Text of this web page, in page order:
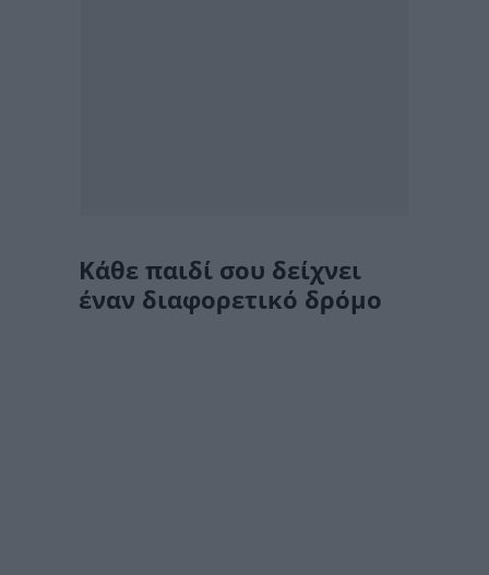
Κάθε παιδί σου δείχνει
έναν διαφορετικό δρόμο